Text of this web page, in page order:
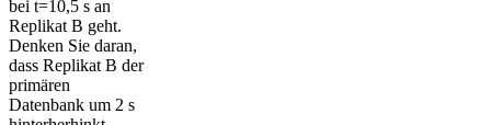
bei t=10,5 s an
Replikat B geht.
Denken Sie daran,
dass Replikat B der
primären
Datenbank um 2 s